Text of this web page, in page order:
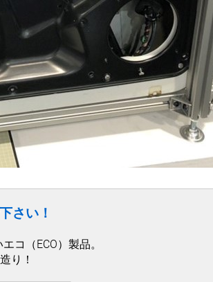
さい！
コ（ECO）製品。
り！